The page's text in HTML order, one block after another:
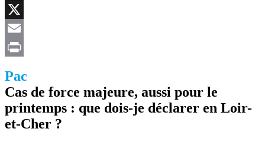
Facebook
X
Email
Pac
Cas de force majeure, aussi pour le
printemps : que dois-je déclarer en Loir-
et-Cher ?